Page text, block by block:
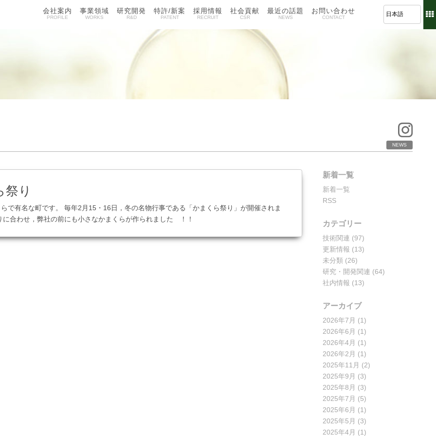
会社案内
PROFILE
事業領域
WORKS
研究開発
R&D
特許/新案
PATENT
採用情報
RECRUIT
社会貢献
CSR
最近の話題
NEWS
お問い合わせ
CONTACT
NEWS
り
で有名な町です。 毎年2月15・16日，冬の名物行事である「かまくら祭り」が開催されま
に合わせ，弊社の前にも小さなかまくらが作られました ！！
新着一覧
新着一覧
RSS
カテゴリー
技術関連 (97)
更新情報 (13)
未分類 (26)
研究・開発関連 (64)
社内情報 (13)
アーカイブ
2026年7月 (1)
2026年6月 (1)
2026年4月 (1)
2026年2月 (1)
2025年11月 (2)
2025年9月 (3)
2025年8月 (3)
2025年7月 (5)
2025年6月 (1)
2025年5月 (3)
2025年4月 (1)